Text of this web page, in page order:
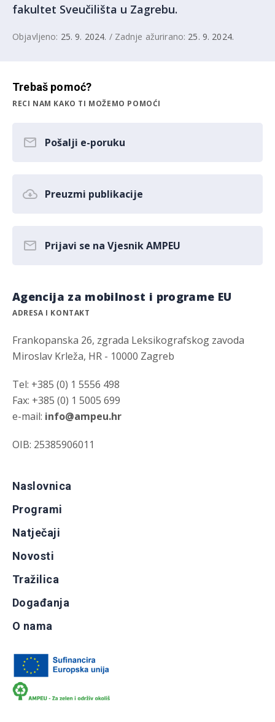
fakultet Sveučilišta u Zagrebu.
Objavljeno: 25. 9. 2024. / Zadnje ažurirano: 25. 9. 2024.
Trebaš pomoć?
RECI NAM KAKO TI MOŽEMO POMOĆI
Pošalji e-poruku
Preuzmi publikacije
Prijavi se na Vjesnik AMPEU
Agencija za mobilnost i programe EU
ADRESA I KONTAKT
Frankopanska 26, zgrada Leksikografskog zavoda
Miroslav Krleža, HR - 10000 Zagreb
Tel: +385 (0) 1 5556 498
Fax: +385 (0) 1 5005 699
e-mail: info@ampeu.hr
OIB: 25385906011
Naslovnica
Programi
Natječaji
Novosti
Tražilica
Događanja
O nama